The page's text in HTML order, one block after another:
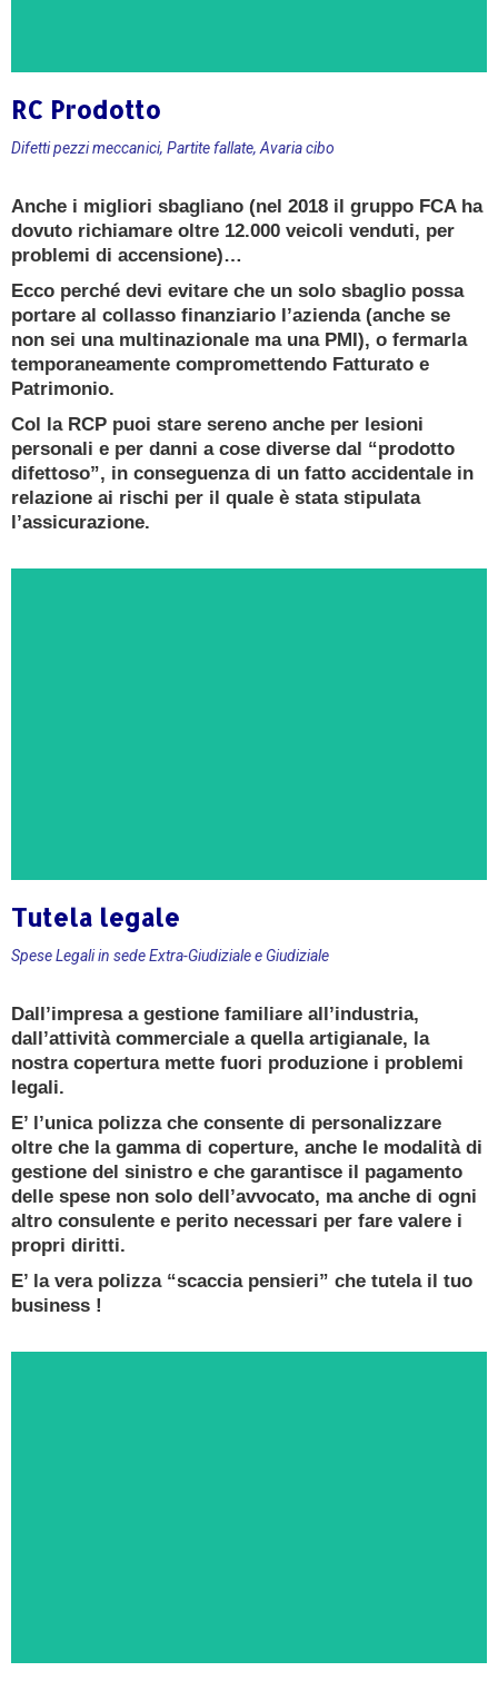
CONSULENZA GRATUITA
Ricevi oggi una consulenza gratuita e senza
impegno da un
Esperto Consulente Qualificato
PRENOTA ORA
RC Prodotto
Difetti pezzi meccanici, Partite fallate, Avaria cibo
Anche i migliori sbagliano (nel 2018 il gruppo FCA ha
dovuto richiamare oltre 12.000 veicoli venduti, per
problemi di accensione)…
Ecco perché devi evitare che un solo sbaglio possa
portare al collasso finanziario l’azienda (anche se
non sei una multinazionale ma una PMI), o fermarla
temporaneamente compromettendo Fatturato e
Patrimonio.
Col la RCP puoi stare sereno anche per lesioni
personali e per danni a cose diverse dal “prodotto
difettoso”, in conseguenza di un fatto accidentale in
relazione ai rischi per il quale è stata stipulata
l’assicurazione.
CONSULENZA GRATUITA
Ricevi oggi una consulenza gratuita e senza
impegno da un
Esperto Consulente Qualificato
Tutela legale
Spese Legali in sede Extra-Giudiziale e Giudiziale
Dall’impresa a gestione familiare all’industria,
dall’attività commerciale a quella artigianale, la
nostra copertura mette fuori produzione i problemi
legali.
E’ l’unica polizza che consente di personalizzare
oltre che la gamma di coperture, anche le modalità di
gestione del sinistro e che garantisce il pagamento
delle spese non solo dell’avvocato, ma anche di ogni
altro consulente e perito necessari per fare valere i
propri diritti.
E’ la vera polizza “scaccia pensieri” che tutela il tuo
business !